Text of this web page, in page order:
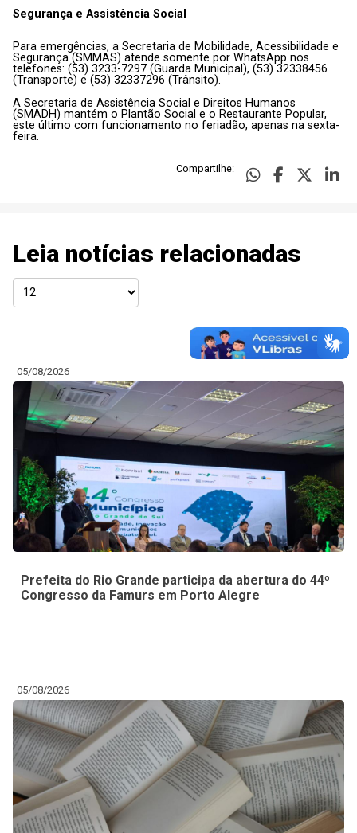
Segurança e Assistência Social
Para emergências, a Secretaria de Mobilidade, Acessibilidade e
Segurança (SMMAS) atende somente por WhatsApp nos
telefones: (53) 3233-7297 (Guarda Municipal), (53) 32338456
(Transporte) e (53) 32337296 (Trânsito).
A Secretaria de Assistência Social e Direitos Humanos
(SMADH) mantém o Plantão Social e o Restaurante Popular,
este último com funcionamento no feriadão, apenas na sexta-
feira.
Compartilhe:
Leia notícias relacionadas
05/08/2026
Prefeita do Rio Grande participa da abertura do 44º
Congresso da Famurs em Porto Alegre
05/08/2026